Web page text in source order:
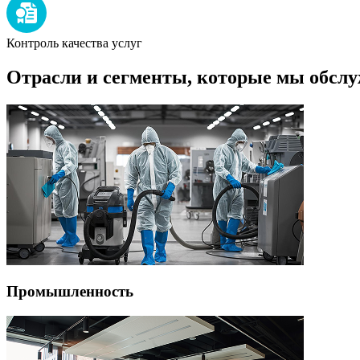
Контроль качества услуг
Отрасли и сегменты, которые мы
Промышленность